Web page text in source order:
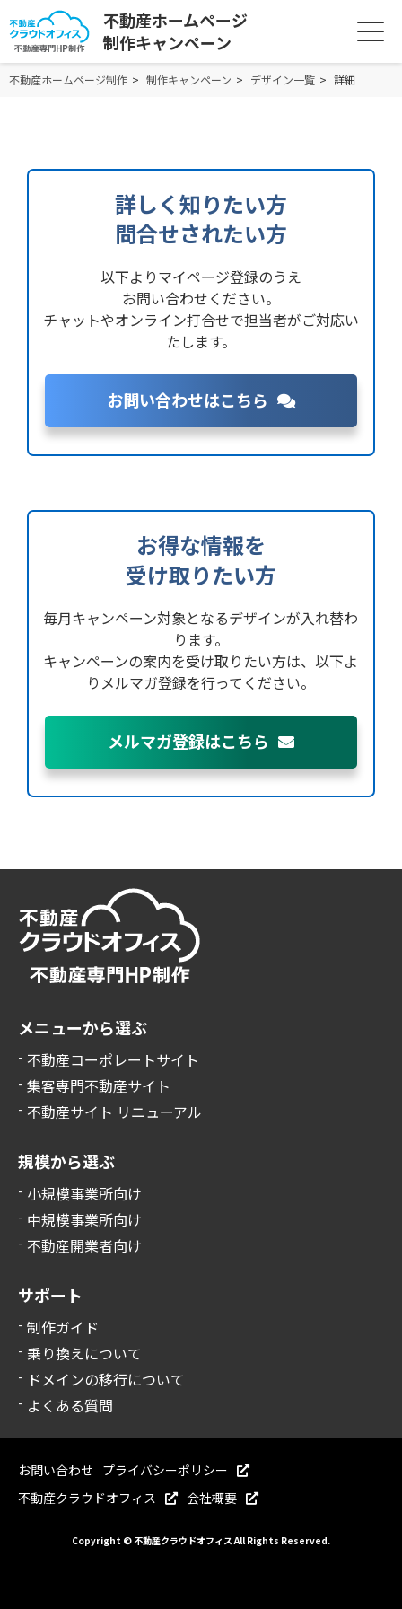
不動産ホームページ
制作キャンペーン
不動産ホームページ制作 制作キャンペーン デザイン一覧 詳細
詳しく知りたい方
問合せされたい方
以下よりマイページ登録のうえ
お問い合わせください。
チャットやオンライン打合せで担当者がご対応い
たします。
お問い合わせはこちら
お得な情報を
受け取りたい方
毎月キャンペーン対象となるデザインが入れ替わ
ります。
キャンペーンの案内を受け取りたい方は、 以下よ
りメルマガ登録を行ってください。
メルマガ登録はこちら
メニューから選ぶ
不動産コーポレートサイト
集客専門不動産サイト
不動産サイト リニューアル
規模から選ぶ
小規模事業所向け
中規模事業所向け
不動産開業者向け
サポート
制作ガイド
乗り換えについて
ドメインの移行について
よくある質問
お問い合わせ プライバシーポリシー
不動産クラウドオフィス
会社概要
Copyright © 不動産クラウドオフィス All Rights Reserved.